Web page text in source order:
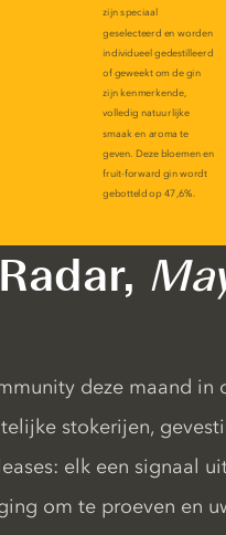
deze maand in
stokerijen,
elk een signaal
om te proeven en